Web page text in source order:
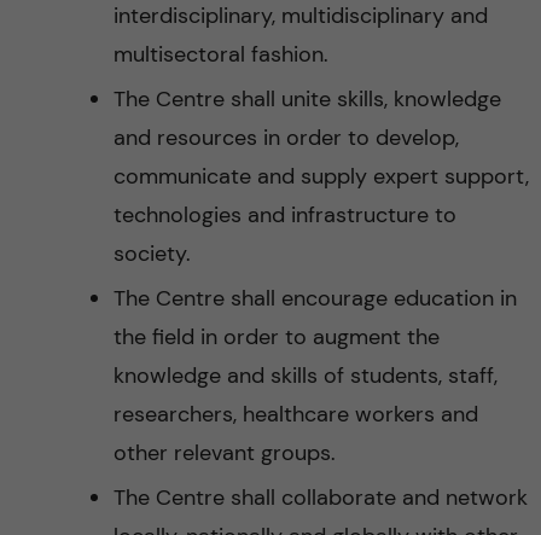
interdisciplinary, multidisciplinary and
multisectoral fashion.
The Centre shall unite skills, knowledge
and resources in order to develop,
communicate and supply expert support,
technologies and infrastructure to
society.
The Centre shall encourage education in
the field in order to augment the
knowledge and skills of students, staff,
researchers, healthcare workers and
other relevant groups.
The Centre shall collaborate and network